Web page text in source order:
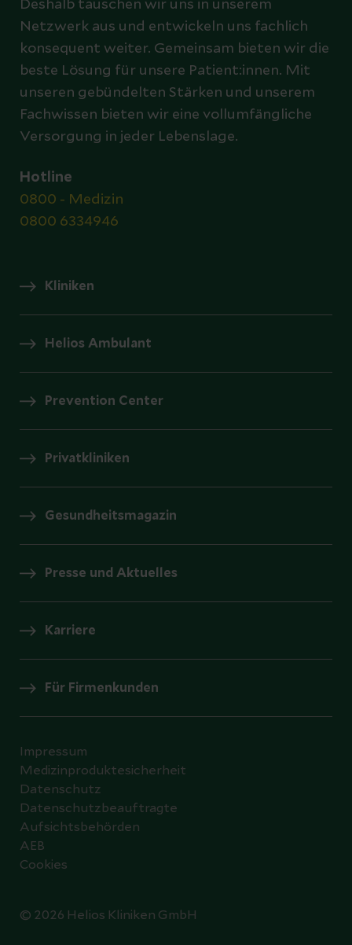
Deshalb tauschen wir uns in unserem
Netzwerk aus und entwickeln uns fachlich
konsequent weiter. Gemeinsam bieten wir die
beste Lösung für unsere Patient:innen. Mit
unseren gebündelten Stärken und unserem
Fachwissen bieten wir eine vollumfängliche
Versorgung in jeder Lebenslage.
Hotline
0800 - Medizin
0800 6334946
Kliniken
Helios Ambulant
Prevention Center
Privatkliniken
Gesundheitsmagazin
Presse und Aktuelles
Karriere
Für Firmenkunden
© 2026 Helios Kliniken GmbH
Impressum
Medizinproduktesicherheit
Datenschutz
Datenschutzbeauftragte
Aufsichtsbehörden
AEB
Cookies